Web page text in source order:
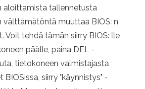
aloittamista tallennetusta
välttämätöntä muuttaa BIOS: n
Voit tehdä tämän siirry BIOS: lle
päälle, paina DEL -
tietokoneen valmistajasta
BIOSissa, siirry "käynnistys" -